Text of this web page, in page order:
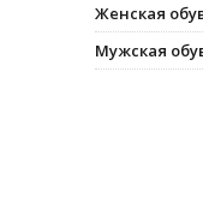
Женская
Мужская